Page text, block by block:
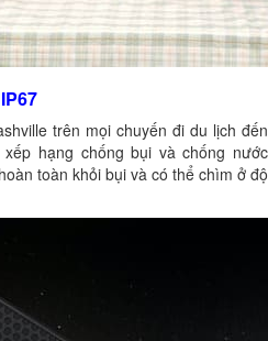
trên mọi chuyến đi du lịch đến
hạng chống bụi và chống nước
toàn khỏi bụi và có thể chìm ở độ